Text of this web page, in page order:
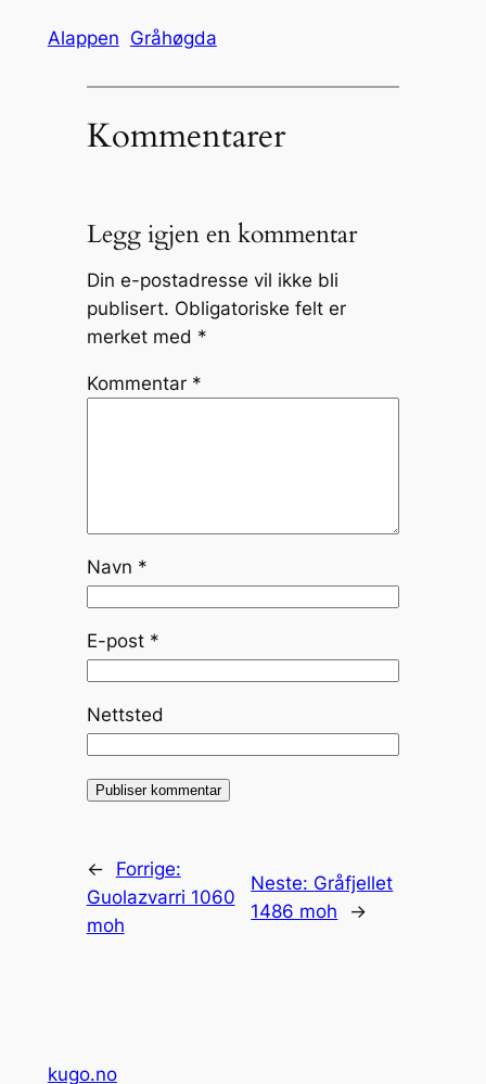
Alappen Gråhøgda
Kommentarer
Legg igjen en kommentar
Din e-postadresse vil ikke bli
publisert. Obligatoriske felt er
merket med *
Kommentar *
Navn *
E-post *
Nettsted
←
Forrige:
Guolazvarri 1060
moh
Neste: Gråfjellet
1486 moh
→
kugo.no